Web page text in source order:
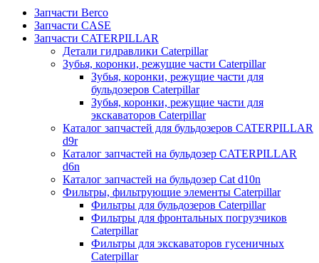
Запчасти Berco
Запчасти CASE
Запчасти CATERPILLAR
Детали гидравлики Caterpillar
Зубья, коронки, режущие части Caterpillar
Зубья, коронки, режущие части для
бульдозеров Caterpillar
Зубья, коронки, режущие части для
экскаваторов Caterpillar
Каталог запчастей для бульдозеров CATERPILLAR
d9r
Каталог запчастей на бульдозер CATERPILLAR
d6n
Каталог запчастей на бульдозер Сat d10n
Фильтры, фильтрующие элементы Caterpillar
Фильтры для бульдозеров Caterpillar
Фильтры для фронтальных погрузчиков
Caterpillar
Фильтры для экскаваторов гусеничных
Caterpillar